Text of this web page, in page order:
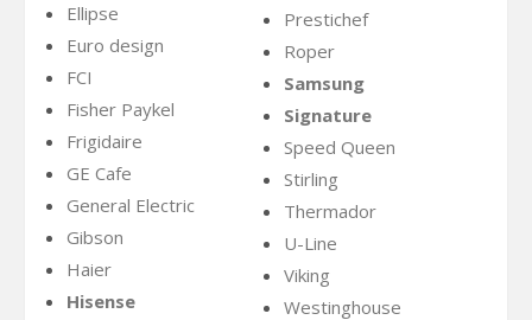
Ellipse
Euro design
FCI
Fisher Paykel
Frigidaire
GE Cafe
General Electric
Gibson
Haier
Hisense
Prestichef
Roper
Samsung
Signature
Speed Queen
Stirling
Thermador
U-Line
Viking
Westinghouse